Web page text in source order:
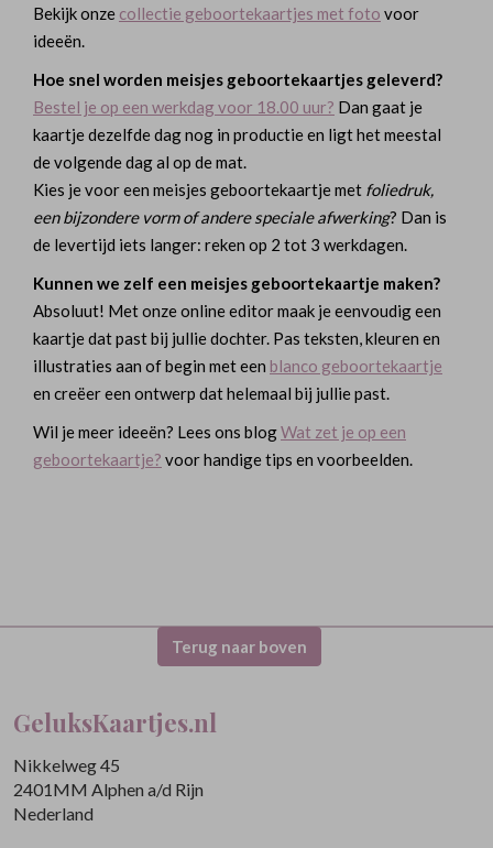
Bekijk onze collectie geboortekaartjes met foto voor
ideeën.
Hoe snel worden meisjes geboortekaartjes geleverd?
Bestel je op een werkdag voor 18.00 uur? Dan gaat je
kaartje dezelfde dag nog in productie en ligt het meestal
de volgende dag al op de mat.
Kies je voor een meisjes geboortekaartje met foliedruk,
een bijzondere vorm of andere speciale afwerking? Dan is
de levertijd iets langer: reken op 2 tot 3 werkdagen.
Kunnen we zelf een meisjes geboortekaartje maken?
Absoluut! Met onze online editor maak je eenvoudig een
kaartje dat past bij jullie dochter. Pas teksten, kleuren en
illustraties aan of begin met een blanco geboortekaartje
en creëer een ontwerp dat helemaal bij jullie past.
Wil je meer ideeën? Lees ons blogWat zet je op een
geboortekaartje? voor handige tips en voorbeelden.
Terug naar boven
GeluksKaartjes.nl
Nikkelweg 45
2401MM Alphen a/d Rijn
Nederland